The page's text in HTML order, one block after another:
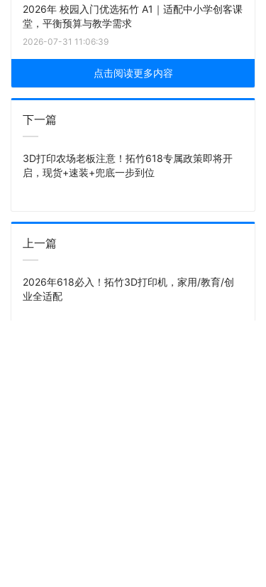
2026年 校园入门优选拓竹 A1｜适配中小学创客课
堂，平衡预算与教学需求
2026-07-31 11:06:39
点击阅读更多内容
下一篇
3D打印农场老板注意！拓竹618专属政策即将开
启，现货+速装+兜底一步到位
上一篇
2026年618必入！拓竹3D打印机，家用/教育/创
业全适配